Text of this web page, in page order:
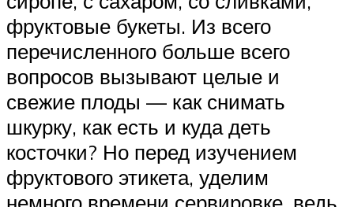
фруктовые букеты. Из всего
перечисленного больше всего
вопросов вызывают целые и
свежие плоды — как снимать
шкурку, как есть и куда деть
косточки? Но перед изучением
фруктового этикета, уделим